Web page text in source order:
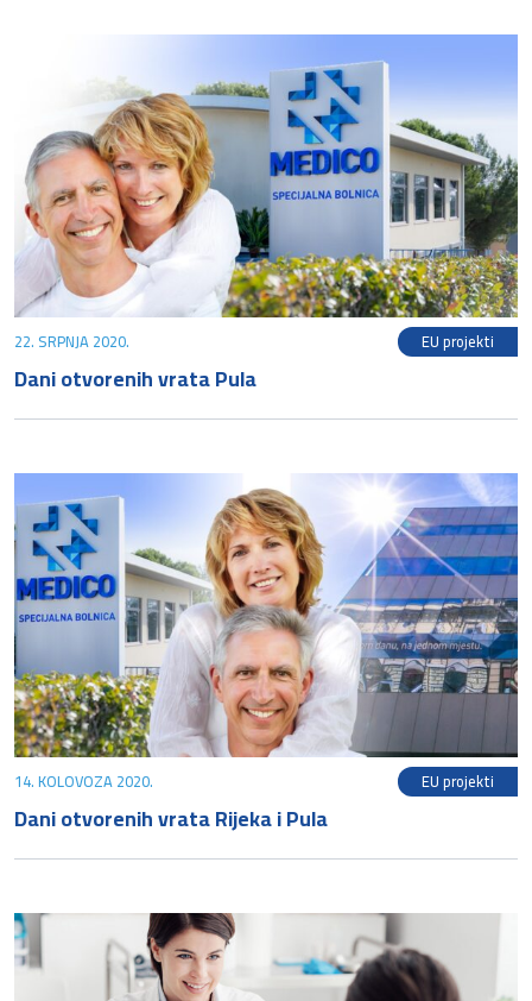
22. SRPNJA 2020. EU projekti
Dani otvorenih vrata Pula
14. KOLOVOZA 2020. EU projekti
Dani otvorenih vrata Rijeka i Pula